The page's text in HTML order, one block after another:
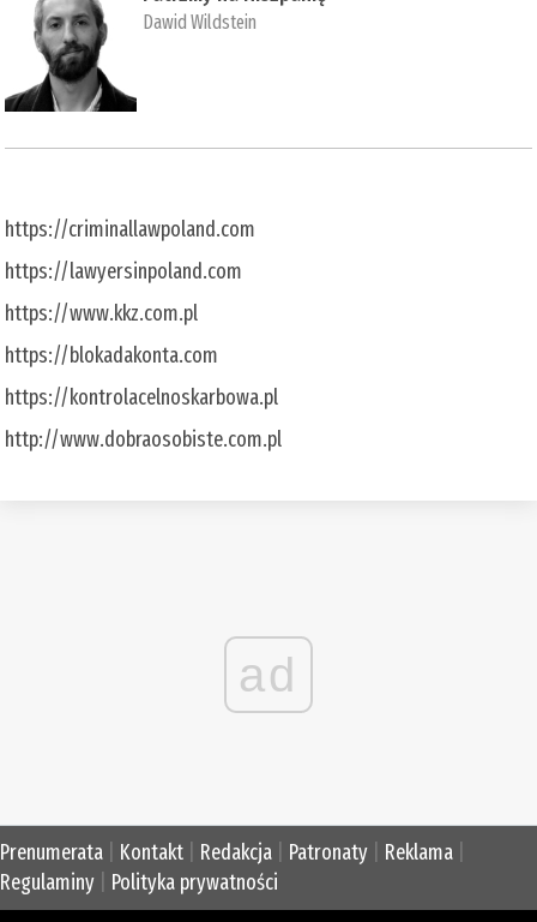
Dawid Wildstein
https://criminallawpoland.com
https://lawyersinpoland.com
https://www.kkz.com.pl
https://blokadakonta.com
https://kontrolacelnoskarbowa.pl
http://www.dobraosobiste.com.pl
ad
Prenumerata Kontakt Redakcja Patronaty Reklama
Regulaminy
Polityka prywatności